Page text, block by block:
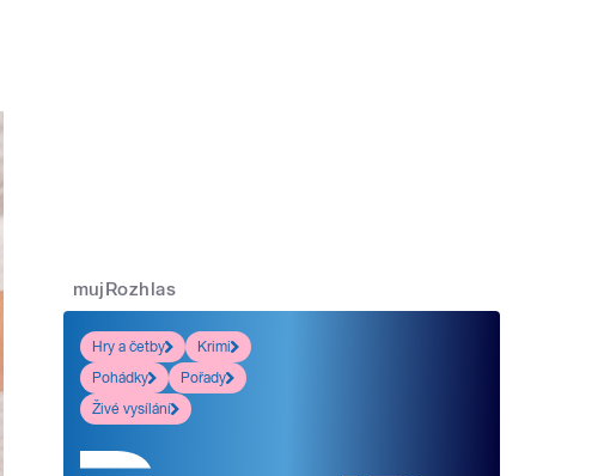
mujRozhlas
Hry a četby
Krimi
Pohádky
Pořady
Živé vysílání